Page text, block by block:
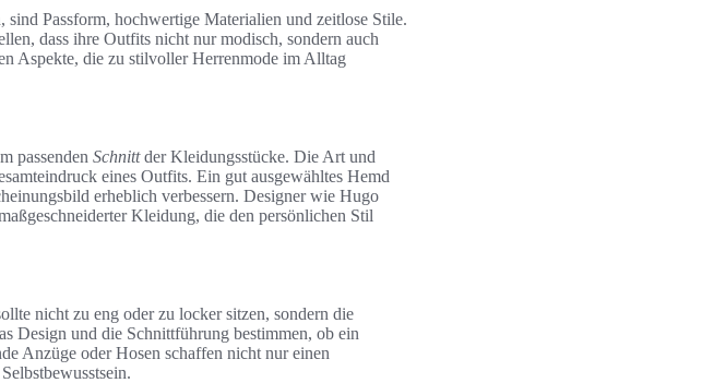
Passform, hochwertige Materialien und zeitlose Stile.
dass ihre Outfits nicht nur modisch, sondern auch
Aspekte, die zu stilvoller Herrenmode im Alltag
passenden Schnittder Kleidungsstücke. Die Art und
eines Outfits. Ein gut ausgewähltes Hemd
erheblich verbessern. Designer wie Hugo
Kleidung, die den persönlichen Stil
nicht zu eng oder zu locker sitzen, sondern die
Design und die Schnittführung bestimmen, ob ein
Anzüge oder Hosen schaffen nicht nur einen